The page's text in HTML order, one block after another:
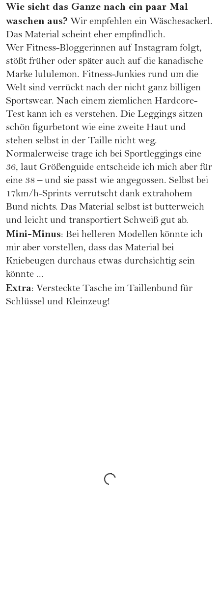
Wie sieht das Ganze nach ein paar Mal
waschen aus? Wir empfehlen ein Wäschesackerl.
Das Material scheint eher empfindlich.
Wer Fitness-Bloggerinnen auf Instagram folgt,
stößt früher oder später auch auf die kanadische
Marke lululemon. Fitness-Junkies rund um die
Welt sind verrückt nach der nicht ganz billigen
Sportswear. Nach einem ziemlichen Hardcore-
Test kann ich es verstehen. Die Leggings sitzen
schön figurbetont wie eine zweite Haut und
stehen selbst in der Taille nicht weg.
Normalerweise trage ich bei Sportleggings eine
36, laut Größenguide entscheide ich mich aber für
eine 38 – und sie passt wie angegossen. Selbst bei
17km/h-Sprints verrutscht dank extrahohem
Bund nichts. Das Material selbst ist butterweich
und leicht und transportiert Schweiß gut ab.
Mini-Minus: Bei helleren Modellen könnte ich
mir aber vorstellen, dass das Material bei
Kniebeugen durchaus etwas durchsichtig sein
könnte ...
Extra: Versteckte Tasche im Taillenbund für
Schlüssel und Kleinzeug!